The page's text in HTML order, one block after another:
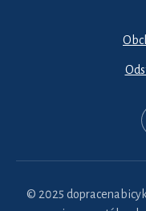
© 2025